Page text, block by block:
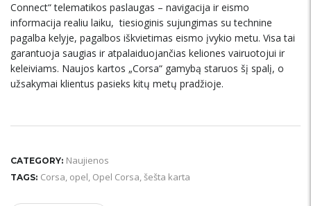
Connect“ telematikos paslaugas – navigacija ir eismo
informacija realiu laiku, tiesioginis sujungimas su technine
pagalba kelyje, pagalbos iškvietimas eismo įvykio metu. Visa tai
garantuoja saugias ir atpalaiduojančias keliones vairuotojui ir
keleiviams. Naujos kartos „Corsa“ gamybą staruos šį spalį, o
užsakymai klientus pasieks kitų metų pradžioje.
CATEGORY: Naujienos
TAGS: Corsa, opel, Opel Corsa,šešta karta